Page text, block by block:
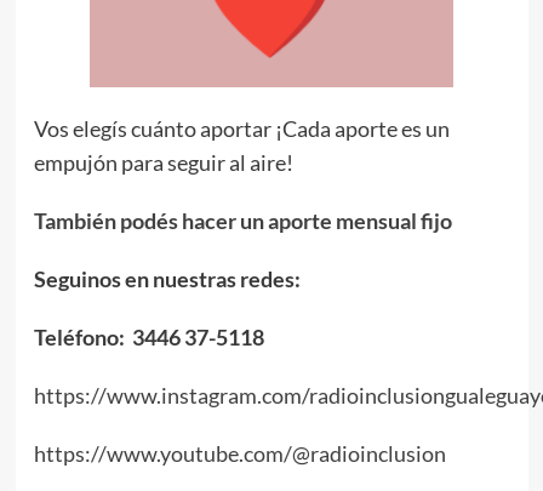
Vos elegís cuánto aportar ¡Cada aporte es un
empujón para seguir al aire!
También podés hacer un aporte mensual fijo
Seguinos en nuestras redes:
Teléfono: 3446 37-5118
https://www.instagram.com/
https://www.youtube.com/@radioinclusion